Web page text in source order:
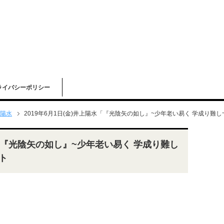
イバシーポリシー
水 2019年6月1日(金)井上陽水「『光陰矢の如し』~少年老い易く 学成り難し
光陰矢の如し』~少年老い易く 学成り難し